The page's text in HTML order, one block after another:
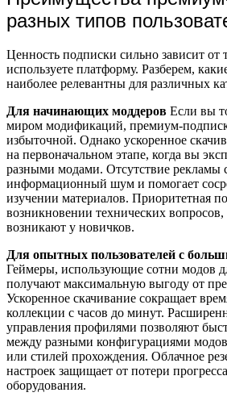
разных типов
Ценность подписки сильно зависит от
используете платформу. Разберем,
наиболее релевантны для различных
Для начинающих моддеров Если вы
миром модификаций, премиум-
избыточной. Однако ускоренное
на первоначальном этапе, когда вы
разными модами. Отсутствие рекламы
информационный шум и помогает
изучении материалов. Приоритетная
возникновении технических вопросов,
возникают у новичков.
Для опытных пользователей с
Геймеры, использующие сотни модов
получают максимальную выгоду от
Ускоренное скачивание сокращает
коллекции с часов до минут.
управления профилями позволяют
между разными конфигурациями
или стилей прохождения. Облачное
настроек защищает от потери
оборудования.